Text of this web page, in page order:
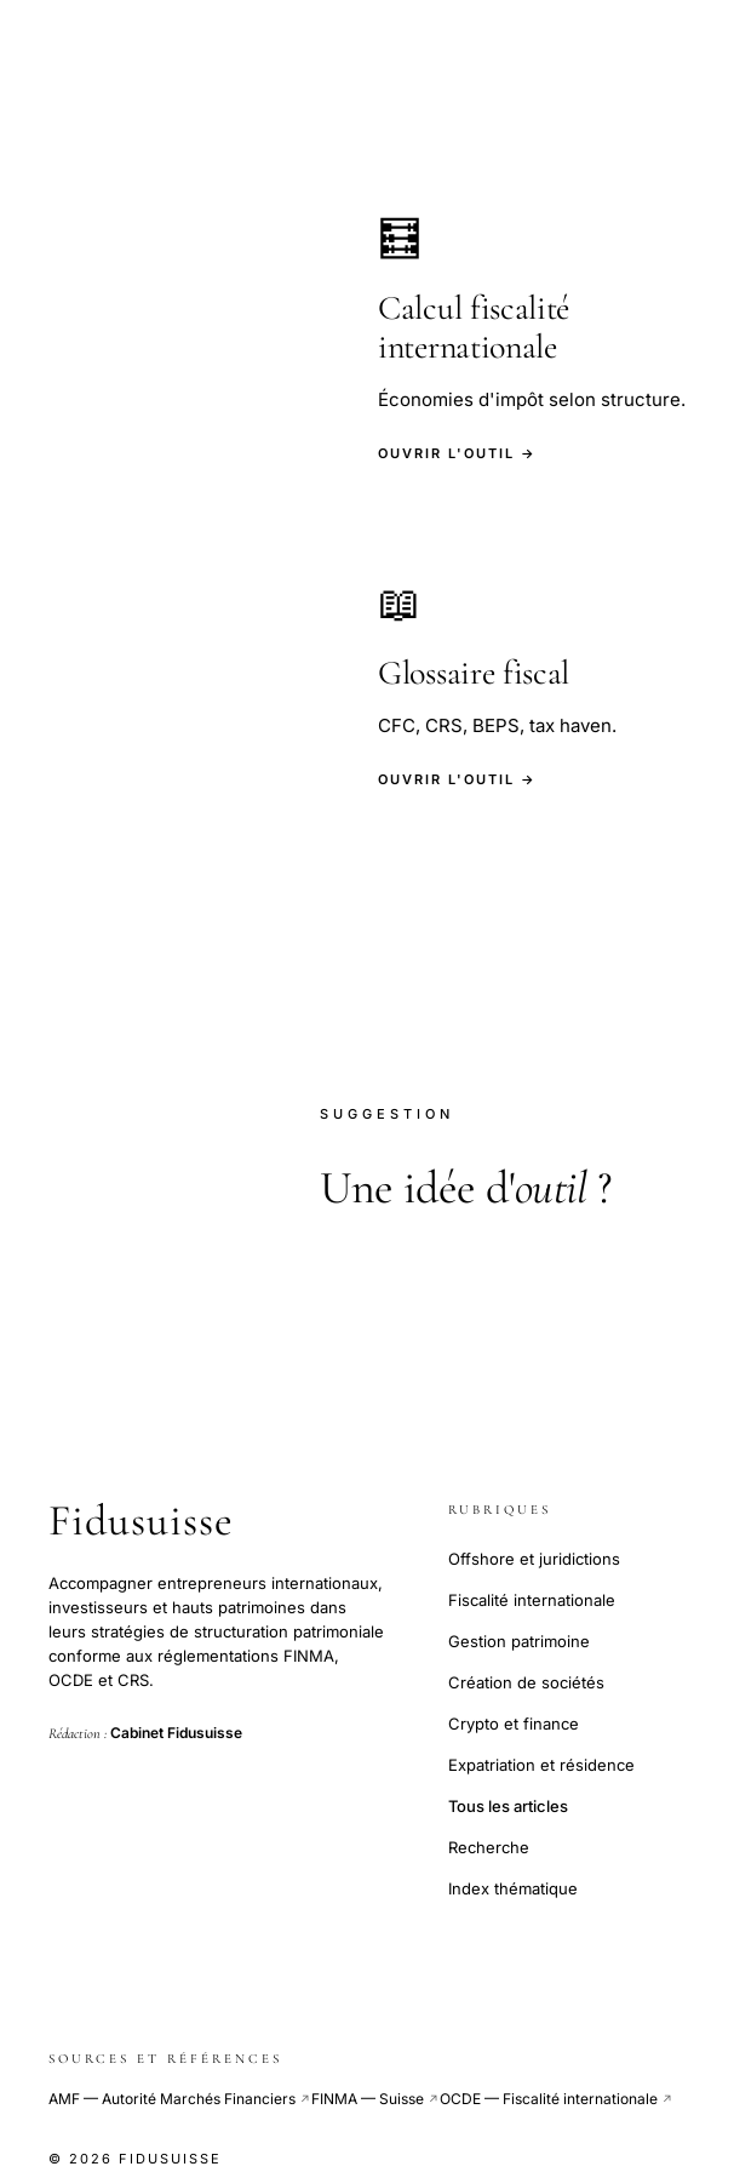
🧮
Calcul fiscalité
internationale
Économies d'impôt selon structure.
OUVRIR L'OUTIL →
📖
Glossaire fiscal
CFC, CRS, BEPS, tax haven.
OUVRIR L'OUTIL →
SUGGESTION
Une idée d'outil?
Fidusuisse
Accompagner entrepreneurs internationaux,
investisseurs et hauts patrimoines dans
leurs stratégies de structuration patrimoniale
conforme aux réglementations FINMA,
OCDE et CRS.
Rédaction : Cabinet Fidusuisse
RUBRIQUES
Offshore et juridictions
Fiscalité internationale
Gestion patrimoine
Création de sociétés
Crypto et finance
Expatriation et résidence
Tous les articles
Recherche
Index thématique
SOURCES ET RÉFÉRENCES
AMF — Autorité Marchés Financiers ↗ FINMA — Suisse ↗OCDE — Fiscalité internationale ↗
© 2026 FIDUSUISSE